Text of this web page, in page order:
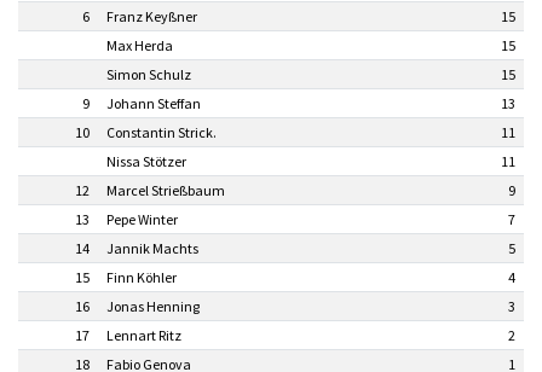
6
Franz Keyßner
15
Max Herda
15
Simon Schulz
15
9
Johann Steffan
13
10
Constantin Strick.
11
Nissa Stötzer
11
12
Marcel Strießbaum
9
13
Pepe Winter
7
14
Jannik Machts
5
15
Finn Köhler
4
16
Jonas Henning
3
17
Lennart Ritz
2
18
Fabio Genova
1